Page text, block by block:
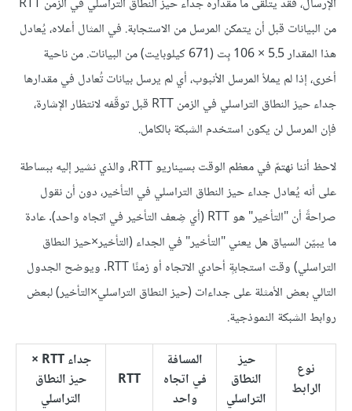
الإرسال، فقد يتلقى ما مقداره جداء حيز النطاق التراسلي في الزمن RTT
من البيانات قبل أن يتمكن المرسل من الاستجابة. في المثال أعلاه، يُعادل
هذا المقدار 5.5 × 106 بِت (671 كيلوبايت) من البيانات. من ناحية
أخرى، إذا لم يملأ المرسل الأنبوب، أي لم يرسل بيانات تُعادل في مقدارها
جداء حيز النطاق التراسلي في الزمن RTT قبل توقّفه لانتظار الإشارة،
فإن المرسل لن يكون استخدم الشبكة بالكامل.
لاحظ أننا نهتمّ في معظم الوقت بسيناريو RTT، والذي نشير إليه ببساطة
على أنه يُعادل جداء حيز النطاق التراسلي في التأخير، دون أن نقول
صراحةً أن "التأخير" هو RTT (أي ضِعف التأخير في اتجاه واحد). عادة
ما يبيّن السياق هل يعني "التأخير" في الجداء (التأخير×حيز النطاق
التراسلي) وقت استجابةٍ أحادي الاتجاه أو زمنًا RTT. ويوضح الجدول
التالي بعض الأمثلة على جداءات (حيز النطاق التراسلي×التأخير) لبعض
روابط الشبكة النموذجية.
نوع
الرابط
حيز
النطاق
التراسلي
المسافة
في اتجاه
واحد
RTT
جداء RTT ×
حيز النطاق
التراسلي